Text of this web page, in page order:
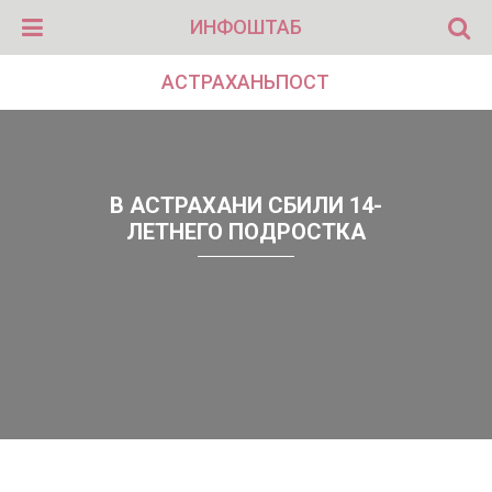
ИНФОШТАБ
АСТРАХАНЬПОСТ
В АСТРАХАНИ СБИЛИ 14-
ЛЕТНЕГО ПОДРОСТКА